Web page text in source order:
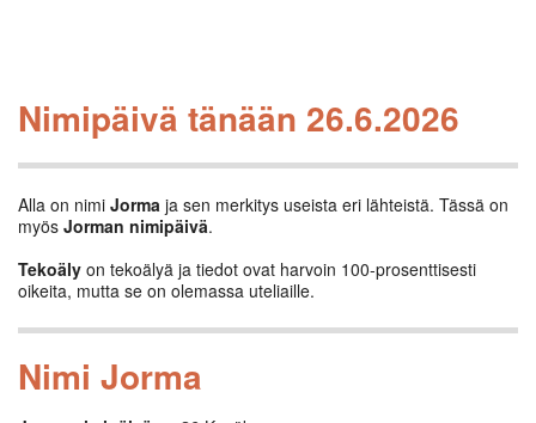
Nimipäivä tänään 26.6.2026
Alla on nimi Jorma ja sen merkitys useista eri lähteistä. Tässä on
myös Jorman nimipäivä.
Tekoäly on tekoälyä ja tiedot ovat harvoin 100-prosenttisesti
oikeita, mutta se on olemassa uteliaille.
Nimi Jorma